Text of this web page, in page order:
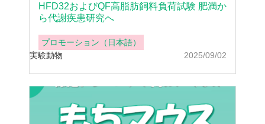
2025/09/02
HFD32およびQF高脂肪飼料負荷試験 肥満か
ら代謝疾患研究へ
プロモーション（日本語）
実験動物